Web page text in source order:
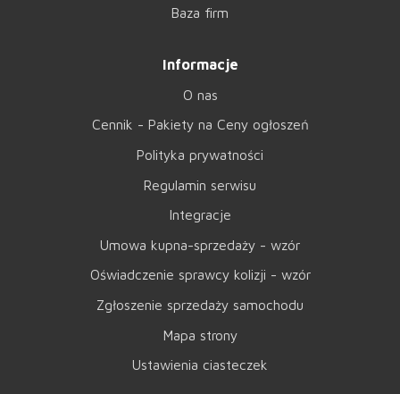
Baza firm
Informacje
O nas
Cennik - Pakiety na Ceny ogłoszeń
Polityka prywatności
Regulamin serwisu
Integracje
Umowa kupna-sprzedaży - wzór
Oświadczenie sprawcy kolizji - wzór
Zgłoszenie sprzedaży samochodu
Mapa strony
Ustawienia ciasteczek